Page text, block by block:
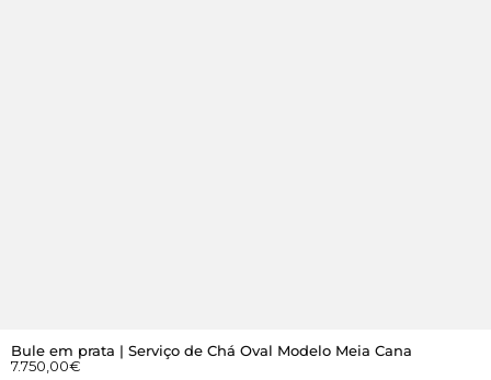
Bule em prata | Serviço de Chá Oval Modelo Meia Cana
7.750,00€